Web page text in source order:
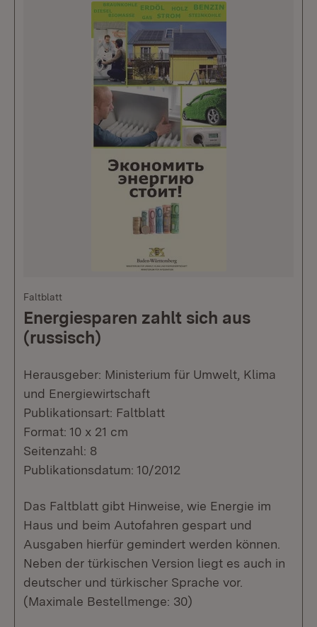
Faltblatt
Energiesparen zahlt sich aus
(russisch)
Herausgeber: Ministerium für Umwelt, Klima
und Energiewirtschaft
Publikationsart: Faltblatt
Format: 10 x 21 cm
Seitenzahl: 8
Publikationsdatum: 10/2012
Das Faltblatt gibt Hinweise, wie Energie im
Haus und beim Autofahren gespart und
Ausgaben hierfür gemindert werden können.
Neben der türkischen Version liegt es auch in
deutscher und türkischer Sprache vor.
(Maximale Bestellmenge: 30)